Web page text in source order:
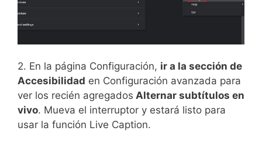
2. En la página Configuración, ir a la sección de
Accesibilidad en Configuración avanzada para
ver los recién agregados Alternar subtítulos en
vivo. Mueva el interruptor y estará listo para
usar la función Live Caption.